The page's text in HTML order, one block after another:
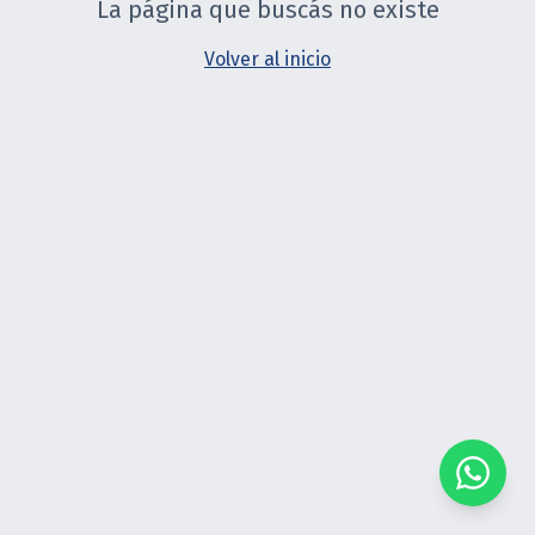
La página que buscás no existe
Volver al inicio